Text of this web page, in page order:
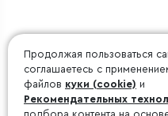
Продолжая пользоваться
соглашаетесь с
файлов куки (cookie) и
Рекомендательных